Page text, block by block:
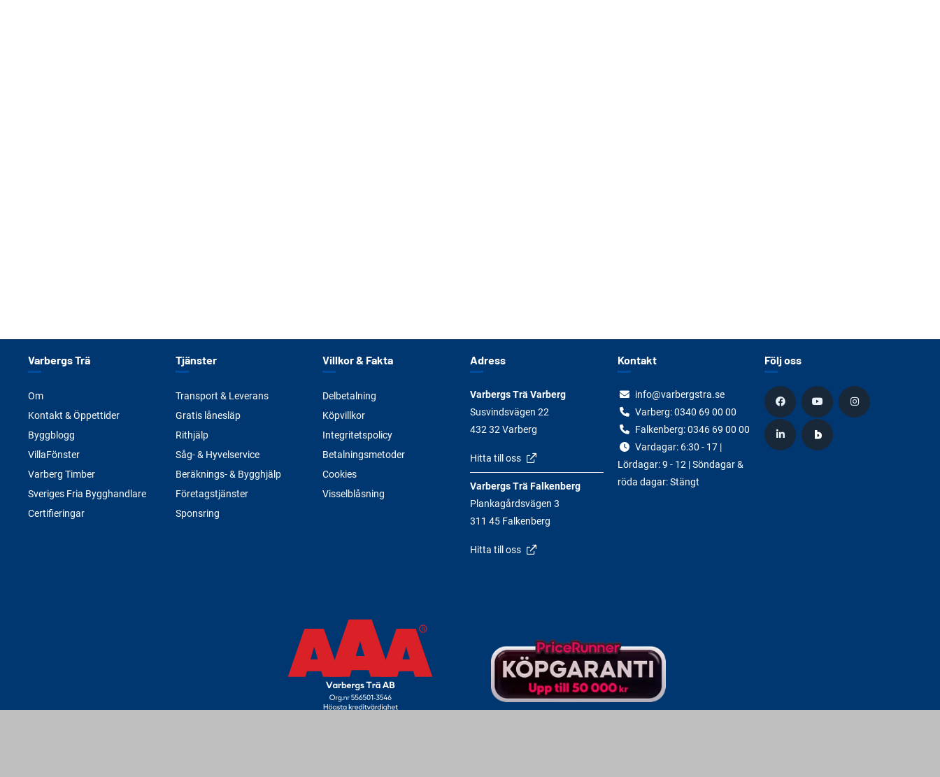
Varbergs Trä
Om
Kontakt & Öppettider
Byggblogg
VillaFönster
Varberg Timber
Sveriges Fria Bygghandlare
Certifieringar
Tjänster
Transport & Leverans
Gratis lånesläp
Rithjälp
Såg- & Hyvelservice
Beräknings- & Bygghjälp
Företagstjänster
Sponsring
Villkor & Fakta
Delbetalning
Köpvillkor
Integritetspolicy
Betalningsmetoder
Cookies
Visselblåsning
Adress
Varbergs Trä Varberg
Susvindsvägen 22
432 32 Varberg
Hitta till oss
Varbergs Trä Falkenberg
Plankagårdsvägen 3
311 45 Falkenberg
Hitta till oss
Kontakt
info@varbergstra.se
Varberg:0340 69 00 00
Falkenberg:0346 69 00 00
Vardagar: 6:30 - 17 |
Lördagar: 9 - 12 | Söndagar &
röda dagar: Stängt
Följ oss